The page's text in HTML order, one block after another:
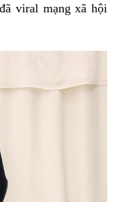
viral mạng xã hội